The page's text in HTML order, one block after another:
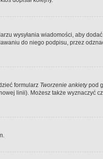
wysyłania wiadomości, aby
do niego podpisu, przez
formularz Tworzenie ankietypod
linii). Możesz także wyznaczyć